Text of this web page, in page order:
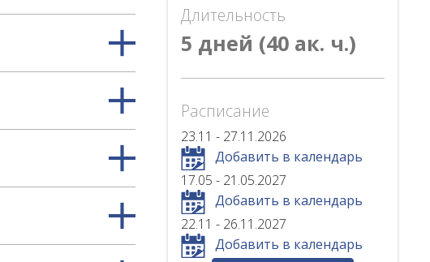
Длительность
5 дней (40 ак. ч.)
Расписание
23.11 - 27.11.2026
Добавить в календарь
17.05 - 21.05.2027
Добавить в календарь
22.11 - 26.11.2027
Добавить в календарь